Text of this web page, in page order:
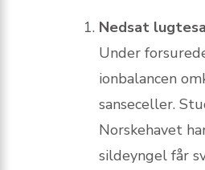
Nedsat
Under
ionbalancen
sanseceller.
Norskehavet
sildeyngel får